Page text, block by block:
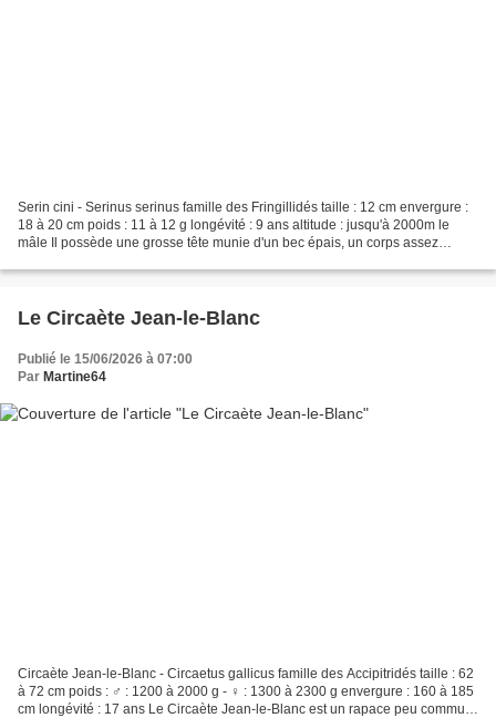
Serin cini - Serinus serinus famille des Fringillidés taille : 12 cm envergure :
18 à 20 cm poids : 11 à 12 g longévité : 9 ans altitude : jusqu'à 2000m le
mâle Il possède une grosse tête munie d'un bec épais, un corps assez
Le Circaète Jean-le-Blanc
Publié le 15/06/2026 à 07:00
Par Martine64
Circaète Jean-le-Blanc - Circaetus gallicus famille des Accipitridés taille : 62
à 72 cm poids : ♂ : 1200 à 2000 g - ♀ : 1300 à 2300 g envergure : 160 à 185
cm longévité : 17 ans Le Circaète Jean-le-Blanc est un rapace peu commun